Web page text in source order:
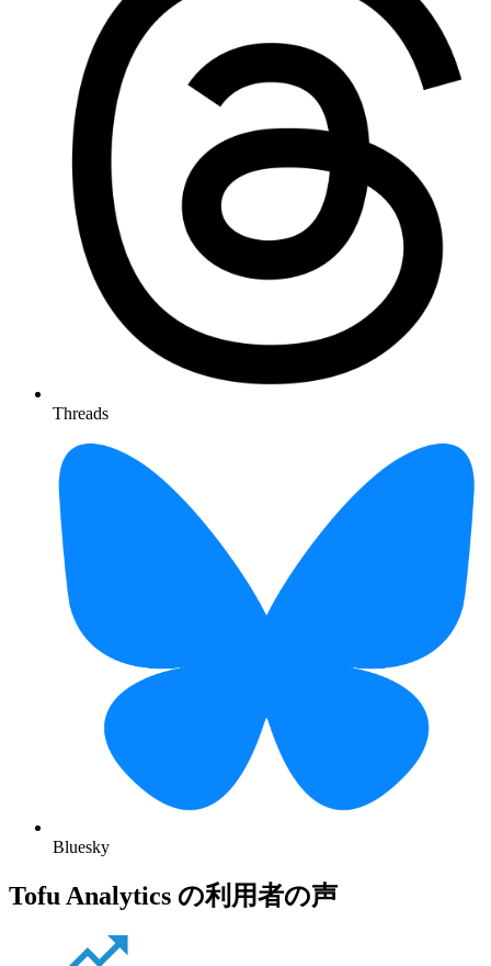
Threads
Bluesky
Tofu Analytics の利用者の声